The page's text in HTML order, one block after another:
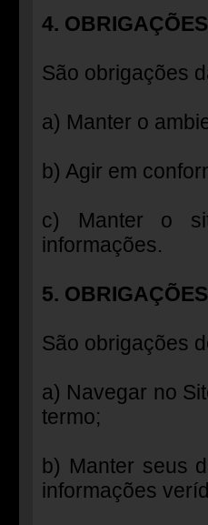
4.
São obrigações
a) Manter o
b) Agir em
c) Manter o
informações.
5.
São obrigações
a) Navegar no
termo;
b) Manter seus
informações